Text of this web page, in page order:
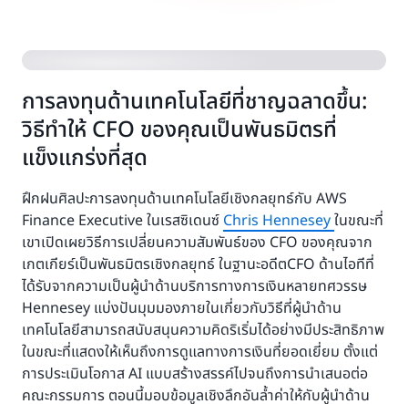
การลงทุนด้านเทคโนโลยีที่ชาญฉลาดขึ้น:
วิธีทำให้ CFO ของคุณเป็นพันธมิตรที่
แข็งแกร่งที่สุด
ฝึกฝนศิลปะการลงทุนด้านเทคโนโลยีเชิงกลยุทธ์กับ AWS
Finance Executive ในเรสซิเดนซ์ Chris Henneseyในขณะที่
เขาเปิดเผยวิธีการเปลี่ยนความสัมพันธ์ของ CFO ของคุณจาก
เกตเกียร์เป็นพันธมิตรเชิงกลยุทธ์ ในฐานะอดีตCFO ด้านไอทีที่
ได้รับจากความเป็นผู้นำด้านบริการทางการเงินหลายทศวรรษ
Hennesey แบ่งปันมุมมองภายในเกี่ยวกับวิธีที่ผู้นำด้าน
เทคโนโลยีสามารถสนับสนุนความคิดริเริ่มได้อย่างมีประสิทธิภาพ
ในขณะที่แสดงให้เห็นถึงการดูแลทางการเงินที่ยอดเยี่ยม ตั้งแต่
การประเมินโอกาส AI แบบสร้างสรรค์ไปจนถึงการนำเสนอต่อ
คณะกรรมการ ตอนนี้มอบข้อมูลเชิงลึกอันล้ำค่าให้กับผู้นำด้าน